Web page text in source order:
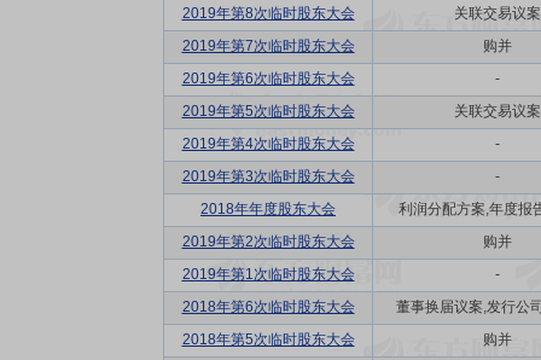
2019年第8次临时股东大会
关联交易议案
2019年第7次临时股东大会
购并
2019年第6次临时股东大会
-
2019年第5次临时股东大会
关联交易议案
2019年第4次临时股东大会
-
2019年第3次临时股东大会
-
2018年年度股东大会
利润分配方案,年度报
2019年第2次临时股东大会
购并
2019年第1次临时股东大会
-
2018年第6次临时股东大会
董事换届议案,发行公
2018年第5次临时股东大会
购并